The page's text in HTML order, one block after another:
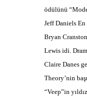
ödülünü
Jeff Daniels
Bryan
Lewis idi.
Claire Danes
Theory’nin
“Veep”in